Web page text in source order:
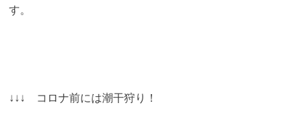
す。
↓↓↓ コロナ前には潮干狩り！